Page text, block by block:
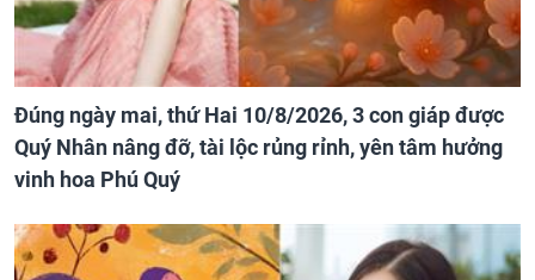
Đúng ngày mai, thứ Hai 10/8/2026, 3 con giáp được
Quý Nhân nâng đỡ, tài lộc rủng rỉnh, yên tâm hưởng
vinh hoa Phú Quý